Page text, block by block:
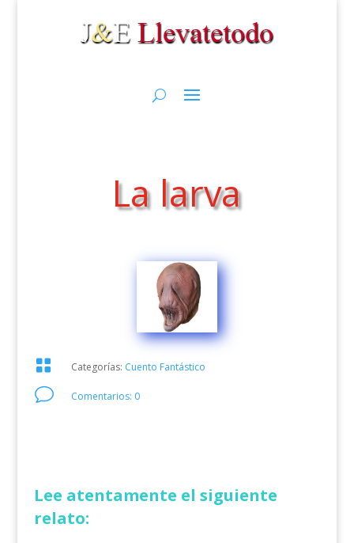
La larva
 Categorías: Cuento Fantástico
v Comentarios: 0
Lee atentamente el siguiente
relato: